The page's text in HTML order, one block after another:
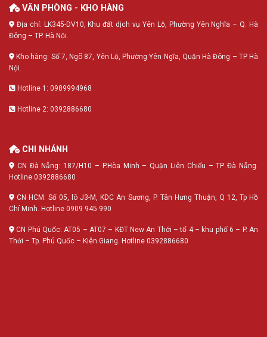
VĂN PHÒNG - KHO HÀNG
Địa chỉ: LK345-DV10, Khu đất dịch vụ Yên Lộ, Phường Yên Nghĩa – Q. Hà
Đông – TP. Hà Nội.
Kho hàng: Số 7, Ngõ 87, Yên Lộ, Phường Yên Ngĩa, Quận Hà Đông – TP Hà
Nội.
Hotline 1: 0989994968
Hotline 2: 0392886680
CHI NHÁNH
CN Đà Nẵng: 187/H10 – P.Hòa Minh – Quận Liên Chiểu – TP Đà Nẵng.
Hotline 0392886680
CN HCM: Số 05, lô J3-M, KDC An Sương, P. Tân Hưng Thuận, Q 12, Tp Hồ
Chí Minh. Hotline 0909 945 990
CN Phú Quốc: AT05 – AT07 – KĐT New An Thới – tổ 4 – khu phố 6 – P. An
Thới – Tp. Phú Quốc – Kiên Giang. Hotline 0392886680